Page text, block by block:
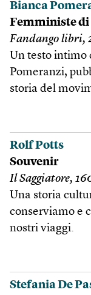
Bianca
Femministe di
Fandango libri,
Un testo intimo
Pomeranzi,
storia del
Rolf Potts
Souvenir
Il Saggiatore,
Una storia
conserviamo e
nostri viaggi.
Stefania De